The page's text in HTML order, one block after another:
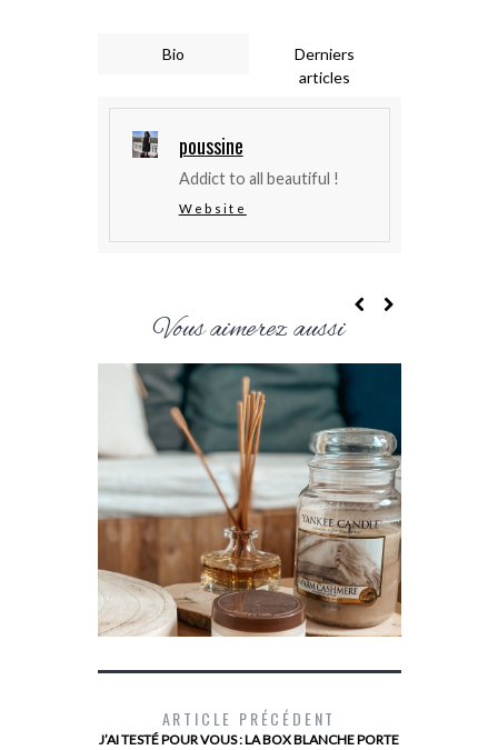
Bio
Derniers
articles
poussine
Addict to all beautiful !
Website
Vous aimerez aussi
ARTICLE PRÉCÉDENT
J’AI TESTÉ POUR VOUS : LA BOX BLANCHE PORTE